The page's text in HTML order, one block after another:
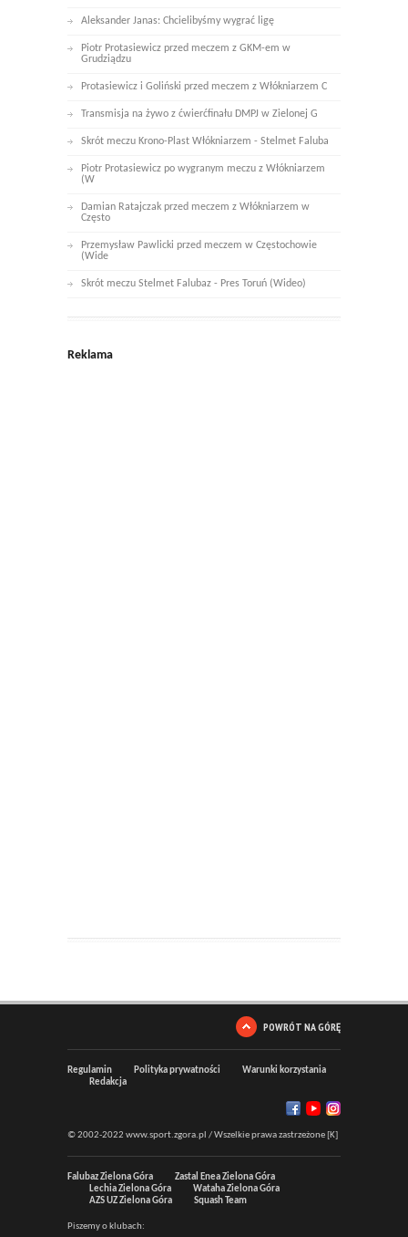
Aleksander Janas: Chcielibyśmy wygrać ligę
Piotr Protasiewicz przed meczem z GKM-em w
Grudziądzu
Protasiewicz i Goliński przed meczem z Włókniarzem C
Transmisja na żywo z ćwierćfinału DMPJ w Zielonej G
Skrót meczu Krono-Plast Włókniarzem - Stelmet Faluba
Piotr Protasiewicz po wygranym meczu z Włókniarzem
(W
Damian Ratajczak przed meczem z Włókniarzem w
Często
Przemysław Pawlicki przed meczem w Częstochowie
(Wide
Skrót meczu Stelmet Falubaz - Pres Toruń (Wideo)
Reklama
POWRÓT NA GÓRĘ
Regulamin Polityka prywatności
Warunki korzystania
Redakcja
© 2002-2022 www.sport.zgora.pl / Wszelkie prawa zastrzeżone [K]
Falubaz Zielona Góra
Zastal Enea Zielona Góra
Lechia Zielona Góra
Wataha Zielona Góra
AZS UZ Zielona Góra
Squash Team
Piszemy o klubach: